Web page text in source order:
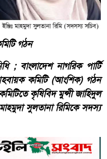
গঠন
; বাংলাদেশ নাগরিক পার্টি
কমিটি (আংশিক) গঠন
কৃষিবিদ মুন্সী জাহিদুল
সুলতানা রিমিকে সদস্য